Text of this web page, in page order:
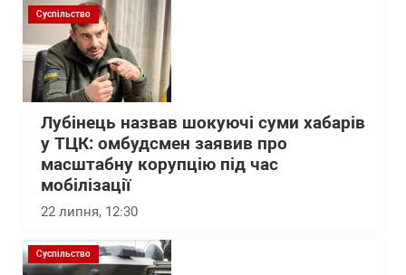
Суспільство
Лубінець назвав шокуючі суми хабарів
у ТЦК: омбудсмен заявив про
масштабну корупцію під час
мобілізації
22 липня, 12:30
Суспільство